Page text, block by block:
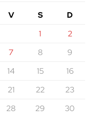
V S
D
1
2
7 8
9
14 15
16
21 22
23
28 29
30